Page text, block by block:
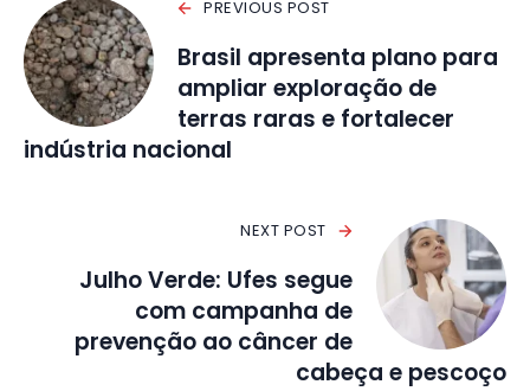
PREVIOUS POST
Brasil apresenta plano para
ampliar exploração de
terras raras e fortalecer
indústria nacional
NEXT POST
Julho Verde: Ufes segue
com campanha de
prevenção ao câncer de
cabeça e pescoço